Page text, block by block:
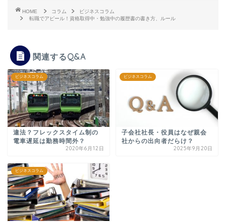
HOME コラム
ビジネスコラム
転職でアピール！資格取得中・勉強中の履歴書の書き方、ルール
関連するQ&A
ビジネスコラム
違法？フレックスタイム制の
電車遅延は勤務時間外？
2020年6月12日
ビジネスコラム
子会社社長・役員はなぜ親会
社からの出向者だらけ？
2025年9月20日
ビジネスコラム